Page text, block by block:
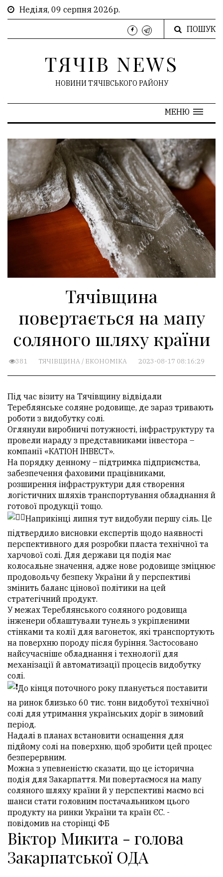
Неділя, 09 серпня 2026р.
ПОШУК
ТЯЧІВ NEWS
НОВИНИ ТЯЧІВСЬКОГО РАЙОНУ
МЕНЮ
Тячівщина
повертається на мапу
соляного шляху країни
381 ТЯЧІВЩИНА/ ЕКОНОМІКА 2023-08-17 08:16:29
Під час візиту на Тячівщину відвідали
Тереблянське соляне родовище, де зараз тривають
роботи з видобутку солі.
Оглянули виробничі потужності, інфраструктуру та
провели нараду з представниками інвестора –
компанії «КАТІОН ІНВЕСТ».
На порядку денному – підтримка підприємства,
забезпечення фаховими працівниками,
розширення інфраструктури для створення
логістичних шляхів транспортування обладнання й
готової продукції тощо.
Наприкінці липня тут видобули першу сіль. Це
підтвердило висновки експертів щодо наявності
перспективного для розробки пласта технічної та
харчової солі. Для держави ця подія має
колосальне значення, адже нове родовище зміцнює
продовольчу безпеку України й у перспективі
змінить баланс цінової політики на цей
стратегічний продукт.
У межах Тереблянського соляного родовища
інженери облаштували тунель з укріпленими
стінками та колії для вагонеток, які транспортують
на поверхню породу після буріння. Застосовано
найсучасніше обладнання і технології для
механізації й автоматизації процесів видобутку
солі.
До кінця поточного року планується поставити
на ринок близько 60 тис. тонн видобутої технічної
солі для утримання українських доріг в зимовий
період.
Надалі в планах встановити оснащення для
підйому солі на поверхню, щоб зробити цей процес
безперервним.
Можна з упевненістю сказати, що це історична
подія для Закарпаття. Ми повертаємося на мапу
соляного шляху країни й у перспективі маємо всі
шанси стати головним постачальником цього
продукту на ринки України та країн ЄС. -
повідомив на сторінці ФБ
Віктор Микита - голова
Закарпатської ОДА